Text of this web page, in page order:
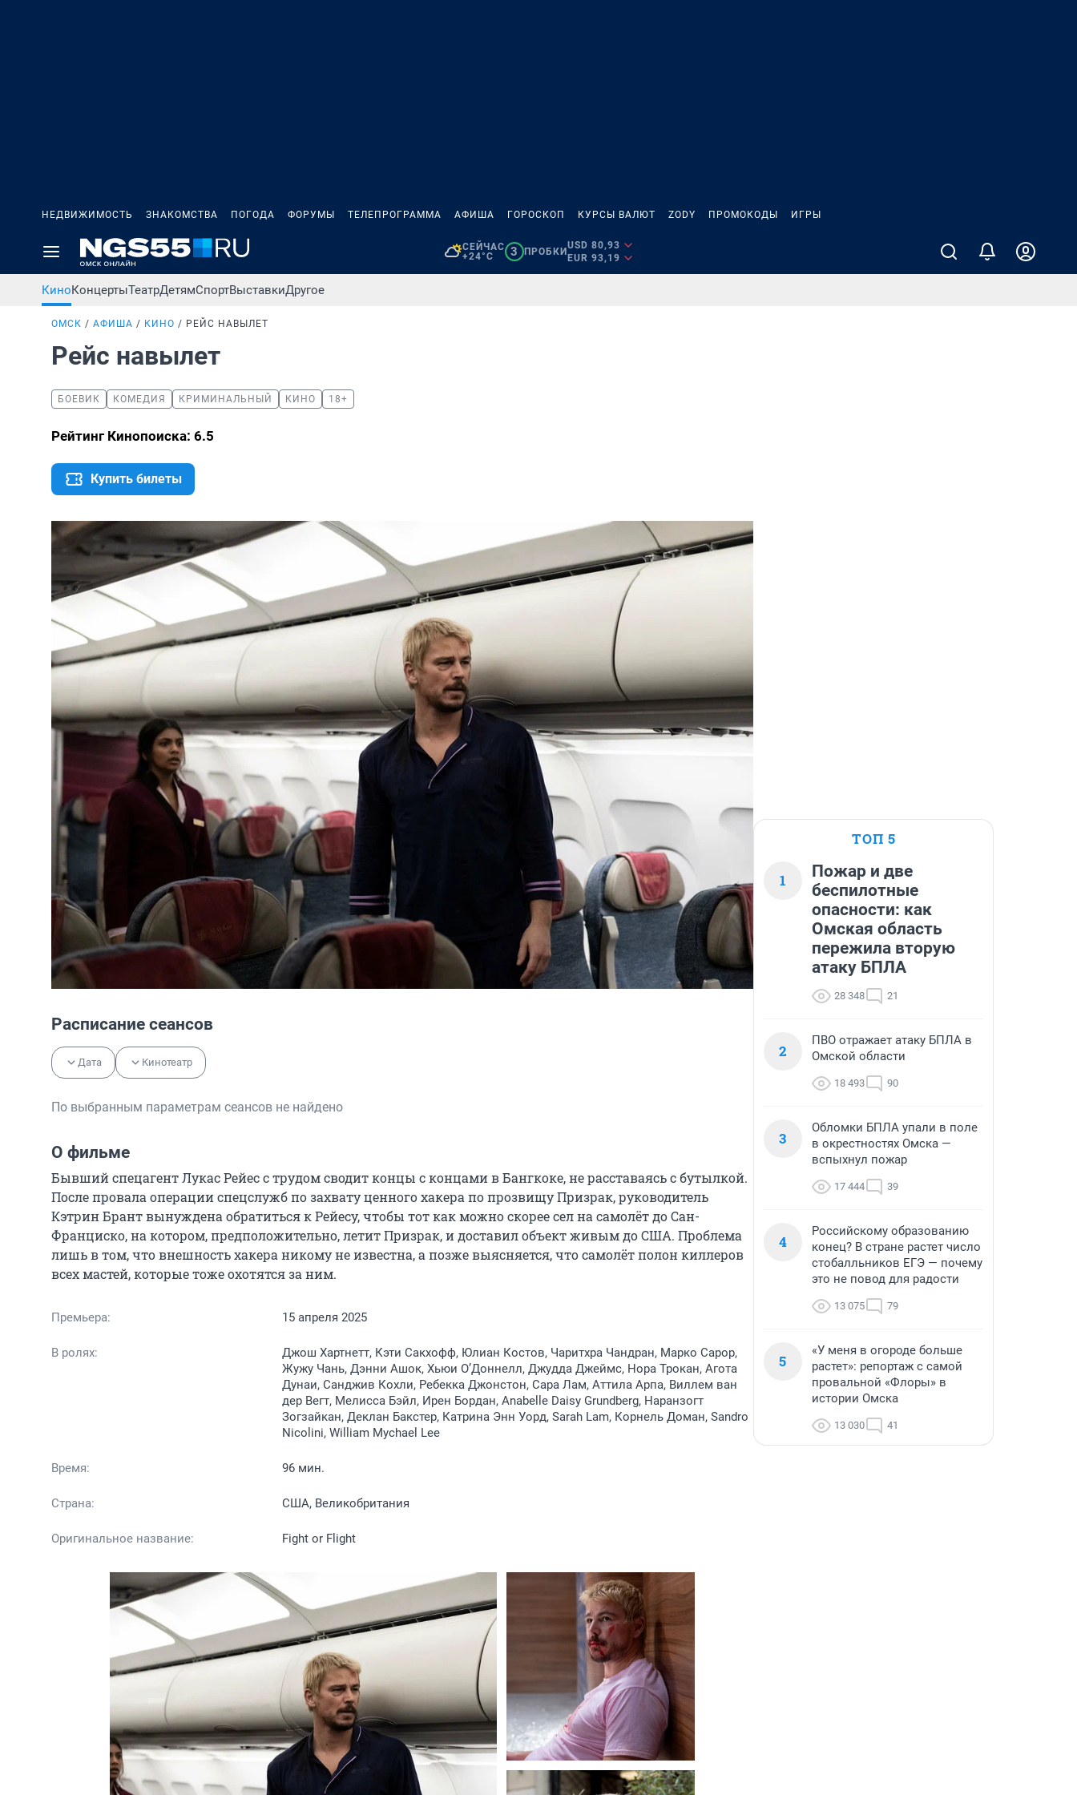
НЕДВИЖИМОСТЬ ЗНАКОМСТВА ПОГОДА ФОРУМЫ ТЕЛЕПРОГРАММА АФИША ГОРОСКОП КУРСЫ ВАЛЮТ ZODY ПРОМОКОДЫ ИГРЫ
СЕЙЧАС
+24°C
3 ПРОБКИ
USD 80,93
EUR 93,19
КиноКонцертыТеатрДетямСпортВыставкиДругое
ОМСК АФИША КИНО РЕЙС НАВЫЛЕТ
Рейс навылет
БОЕВИК КОМЕДИЯ КРИМИНАЛЬНЫЙ КИНО 18+
Рейтинг Кинопоиска: 6.5
Купить билеты
Расписание сеансов
Дата Кинотеатр
По выбранным параметрам сеансов не найдено
О фильме
Бывший спецагент Лукас Рейес с трудом сводит концы с концами в Бангкоке, не расставаясь с бутылкой.
После провала операции спецслужб по захвату ценного хакера по прозвищу Призрак, руководитель
Кэтрин Брант вынуждена обратиться к Рейесу, чтобы тот как можно скорее сел на самолёт до Сан-
Франциско, на котором, предположительно, летит Призрак, и доставил объект живым до США. Проблема
лишь в том, что внешность хакера никому не известна, а позже выясняется, что самолёт полон киллеров
всех мастей, которые тоже охотятся за ним.
Премьера: 15 апреля 2025
В ролях:
Джош Хартнетт, Кэти Сакхофф, Юлиан Костов, Чаритхра Чандран, Марко Сарор,
Жужу Чань, Дэнни Ашок, Хьюи О’Доннелл, Джудда Джеймс, Нора Трокан, Агота
Дунаи, Санджив Кохли, Ребекка Джонстон, Сара Лам, Аттила Арпа, Виллем ван
дер Вегт, Мелисса Бэйл, Ирен Бордан, Anabelle Daisy Grundberg, Наранзогт
Зогзайкан, Деклан Бакстер, Катрина Энн Уорд, Sarah Lam, Корнель Доман, Sandro
Nicolini, William Mychael Lee
Время: 96 мин.
Страна: США, Великобритания
Оригинальное название: Fight or Flight
ТОП 5
1
Пожар и две
беспилотные
опасности: как
Омская область
пережила вторую
атаку БПЛА
28 348 21
2
ПВО отражает атаку БПЛА в
Омской области
18 493 90
3
Обломки БПЛА упали в поле
в окрестностях Омска —
вспыхнул пожар
17 444 39
4
Российскому образованию
конец? В стране растет число
стобалльников ЕГЭ — почему
это не повод для радости
13 075 79
5
«У меня в огороде больше
растет»: репортаж с самой
провальной «Флоры» в
истории Омска
13 030 41